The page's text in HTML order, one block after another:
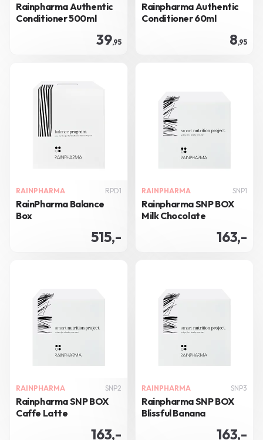
Rainpharma Authentic
Conditioner 500ml
39,95
Rainpharma Authentic
Conditioner 60ml
8,95
RAINPHARMA RPD1
RainPharma Balance
Box
515,-
RAINPHARMA SNP1
Rainpharma SNP BOX
Milk Chocolate
163,-
RAINPHARMA SNP2
Rainpharma SNP BOX
Caffe Latte
163,-
RAINPHARMA SNP3
Rainpharma SNP BOX
Blissful Banana
163,-